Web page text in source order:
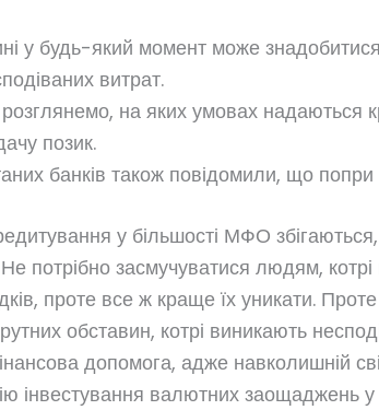
у будь-який момент може
витрат.
розглянемо, на яких умовах
позик.
банків також повідомили, що
у більшості МФО
потрібно засмучуватися людям,
проте все ж краще їх уникати.
обставин, котрі виникають
допомога, адже навколишній
інвестування валютних заощаджень у